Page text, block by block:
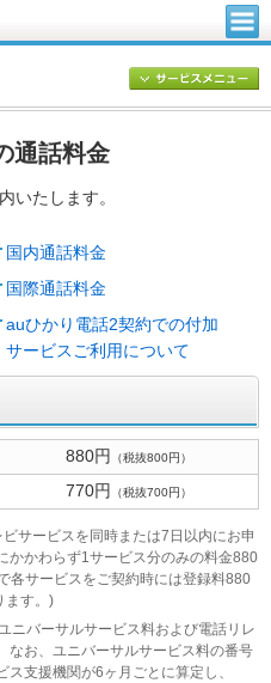
通話料金
いたします。
国内通話料金
国際通話料金
auひかり電話2契約での付加
サービスご利用について
880円 （税抜800円）
770円 （税抜700円）
サービスを同時または7日以内にお申
かかわらず1サービス分のみの料金880
各サービスをご契約時には登録料880
ます。)
ニバーサルサービス料および電話リレ
なお、ユニバーサルサービス料の番号
支援機関が6ヶ月ごとに算定し、